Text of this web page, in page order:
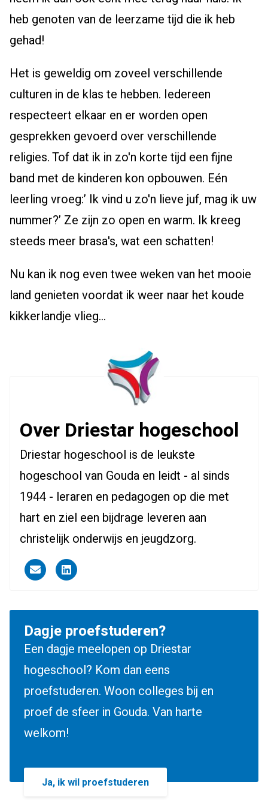
heb genoten van de leerzame tijd die ik heb
gehad!
Het is geweldig om zoveel verschillende
culturen in de klas te hebben. Iedereen
respecteert elkaar en er worden open
gesprekken gevoerd over verschillende
religies. Tof dat ik in zo'n korte tijd een fijne
band met de kinderen kon opbouwen. Eén
leerling vroeg:’ Ik vind u zo'n lieve juf, mag ik uw
nummer?’ Ze zijn zo open en warm. Ik kreeg
steeds meer brasa's, wat een schatten!
Nu kan ik nog even twee weken van het mooie
land genieten voordat ik weer naar het koude
kikkerlandje vlieg…
Over Driestar hogeschool
Driestar hogeschool is de leukste
hogeschool van Gouda en leidt - al sinds
1944 - leraren en pedagogen op die met
hart en ziel een bijdrage leveren aan
christelijk onderwijs en jeugdzorg.
Driestar.Contact.Email
Driestar.Contact.LinkedIn
Dagje proefstuderen?
Een dagje meelopen op Driestar
hogeschool? Kom dan eens
proefstuderen. Woon colleges bij en
proef de sfeer in Gouda. Van harte
welkom!
Ja, ik wil proefstuderen